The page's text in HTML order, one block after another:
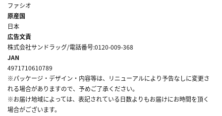
ファシオ
原産国
日本
広告文責
株式会社サンドラッグ/電話番号:0120-009-368
JAN
4971710610789
※パッケージ・デザイン・内容等は、リニューアルにより予告なしに変更さ
れる場合がありますので、予めご了承ください。
※お届け地域によっては、表記されている日数よりもお届けにお時間を頂く
場合がございます。